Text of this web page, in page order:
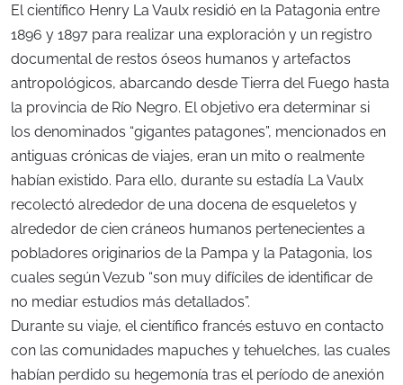
El científico Henry La Vaulx residió en la Patagonia entre
1896 y 1897 para realizar una exploración y un registro
documental de restos óseos humanos y artefactos
antropológicos, abarcando desde Tierra del Fuego hasta
la provincia de Río Negro. El objetivo era determinar si
los denominados “gigantes patagones”, mencionados en
antiguas crónicas de viajes, eran un mito o realmente
habían existido. Para ello, durante su estadía La Vaulx
recolectó alrededor de una docena de esqueletos y
alrededor de cien cráneos humanos pertenecientes a
pobladores originarios de la Pampa y la Patagonia, los
cuales según Vezub “son muy difíciles de identificar de
no mediar estudios más detallados”.
Durante su viaje, el científico francés estuvo en contacto
con las comunidades mapuches y tehuelches, las cuales
habían perdido su hegemonía tras el período de anexión